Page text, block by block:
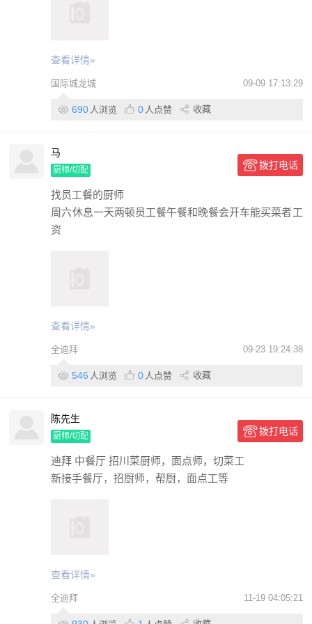
查看详情»
国际城龙城 09-09 17:13:29
690 人浏览 0 人点赞 收藏
马
厨师/切配 拨打电话
找员工餐的厨师
周六休息一天两顿员工餐午餐和晚餐会开车能买菜者工
资
查看详情»
全迪拜 09-23 19:24:38
546 人浏览 0 人点赞 收藏
陈先生
厨师/切配 拨打电话
迪拜 中餐厅 招川菜厨师，面点师，切菜工
新接手餐厅，招厨师，帮厨，面点工等
查看详情»
全迪拜 11-19 04:05:21